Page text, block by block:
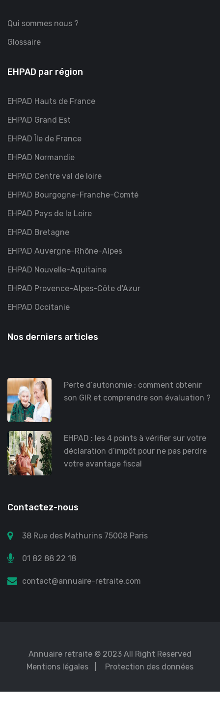
Qui sommes nous ?
Glossaire
EHPAD par région
EHPAD Hauts de France
EHPAD Grand Est
EHPAD Île de France
EHPAD Normandie
EHPAD Centre val de loire
EHPAD Bourgogne-Franche-Comté
EHPAD Pays de la Loire
EHPAD Bretagne
EHPAD Auvergne-Rhône-Alpes
EHPAD Nouvelle-Aquitaine
EHPAD Provence-Alpes-Côte d'Azur
EHPAD Occitanie
Nos derniers articles
Perte d’autonomie : comment obtenir
son GIR et comprendre son évaluation ?
EHPAD : les 4 points à vérifier sur votre
déclaration d’impôt pour ne pas perdre
votre avantage fiscal
Contactez-nous
38 Rue des Mathurins 75008 Paris
01 82 88 22 18
contact@annuaire-retraite.com
Annuaire retraite © 2023 All Right Reserved
Mentions légales
Protection des données